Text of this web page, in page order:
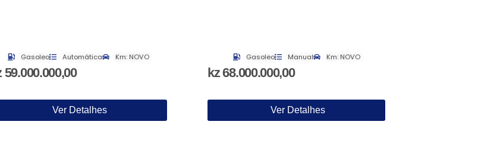
Gasoleo Automática Km: NOVO
59.000.000,00
Ver Detalhes
Gasoleo Manual Km: NOVO
kz 68.000.000,00
Ver Detalhes